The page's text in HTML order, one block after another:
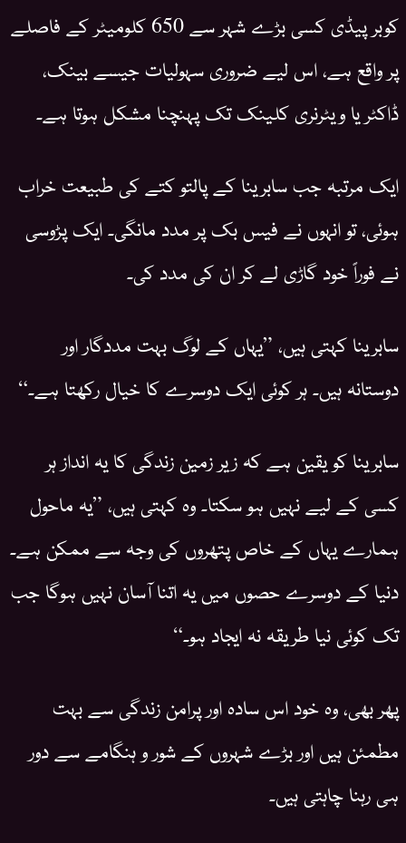
کوبر پیڈی کسی بڑے شہر سے 650 کلومیٹر کے فاصلے
پر واقع ہے، اس لیے ضروری سہولیات جیسے بینک،
ڈاکٹر یا ویٹرنری کلینک تک پہنچنا مشکل ہوتا ہے۔
ایک مرتبہ جب سابرینا کے پالتو کتے کی طبیعت خراب
ہوئی، تو انہوں نے فیس بک پر مدد مانگی۔ ایک پڑوسی
نے فوراً خود گاڑی لے کر ان کی مدد کی۔
سابرینا کہتی ہیں، ”یہاں کے لوگ بہت مددگار اور
دوستانہ ہیں۔ ہر کوئی ایک دوسرے کا خیال رکھتا ہے۔“
سابرینا کو یقین ہے کہ زیر زمین زندگی کا یہ انداز ہر
کسی کے لیے نہیں ہو سکتا۔ وہ کہتی ہیں، ”یہ ماحول
ہمارے یہاں کے خاص پتھروں کی وجہ سے ممکن ہے۔
دنیا کے دوسرے حصوں میں یہ اتنا آسان نہیں ہوگا جب
تک کوئی نیا طریقہ نہ ایجاد ہو۔“
پھر بھی، وہ خود اس سادہ اور پرامن زندگی سے بہت
مطمئن ہیں اور بڑے شہروں کے شور و ہنگامے سے دور
ہی رہنا چاہتی ہیں۔